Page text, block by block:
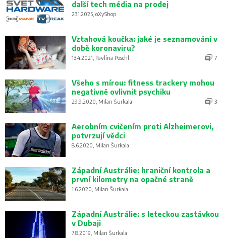
další tech média na prodej
23.1.2025, oXyShop
Vztahová koučka: jaké je seznamování v
době koronaviru?
13.4.2021, Pavlína Pöschl 7
Všeho s mírou: fitness trackery mohou
negativně ovlivnit psychiku
29.9.2020, Milan Šurkala 3
Aerobním cvičením proti Alzheimerovi,
potvrzují vědci
8.6.2020, Milan Šurkala
Západní Austrálie: hraniční kontrola a
první kilometry na opačné straně
1.6.2020, Milan Šurkala
Západní Austrálie: s leteckou zastávkou
v Dubaji
7.8.2019, Milan Šurkala